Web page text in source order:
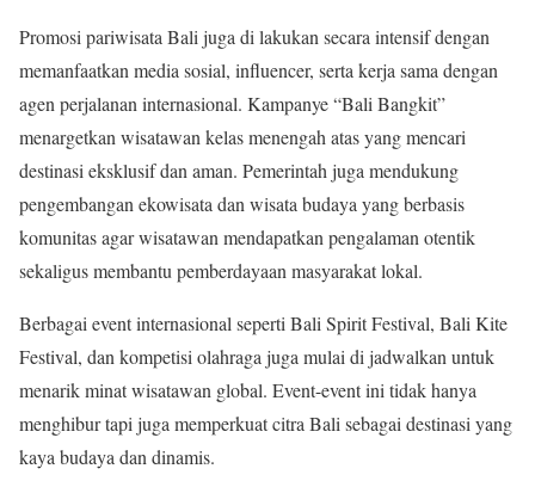
Promosi pariwisata Bali juga di lakukan secara intensif dengan
memanfaatkan media sosial, influencer, serta kerja sama dengan
agen perjalanan internasional. Kampanye “Bali Bangkit”
menargetkan wisatawan kelas menengah atas yang mencari
destinasi eksklusif dan aman. Pemerintah juga mendukung
pengembangan ekowisata dan wisata budaya yang berbasis
komunitas agar wisatawan mendapatkan pengalaman otentik
sekaligus membantu pemberdayaan masyarakat lokal.
Berbagai event internasional seperti Bali Spirit Festival, Bali Kite
Festival, dan kompetisi olahraga juga mulai di jadwalkan untuk
menarik minat wisatawan global. Event-event ini tidak hanya
menghibur tapi juga memperkuat citra Bali sebagai destinasi yang
kaya budaya dan dinamis.